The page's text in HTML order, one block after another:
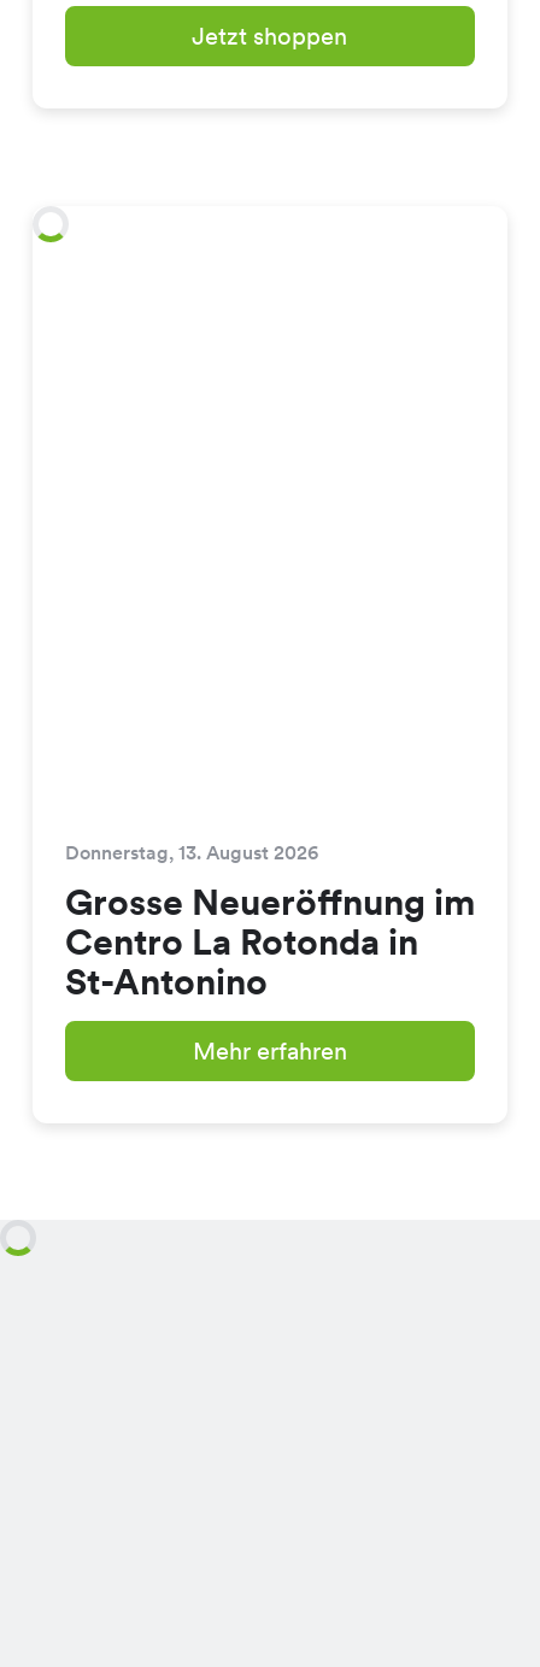
Jetzt shoppen
Donnerstag, 13. August 2026
Grosse Neueröffnung im
Centro La Rotonda in
St-Antonino
Mehr erfahren